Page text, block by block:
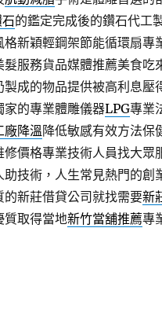
的鑑定完成後的鑽石代工
格新穎輕鋼架節能循環扇專
服務貨品媒體推薦美食吃
成的物品提供被高利息壓
的專業體雕儀器LPG專業
廠降溫降低敏感有效方法保
修價格專業技術人員找大眾
技術，人生常見熱門的創
新莊借貸公司就找需要新
質取得當地新竹當舖推薦專